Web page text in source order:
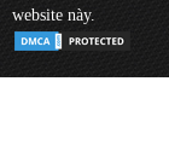
website này.